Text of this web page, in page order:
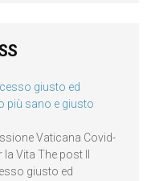
giusto ed
più sano e giusto
Vaticana Covid-
Vita The post Il
giusto ed